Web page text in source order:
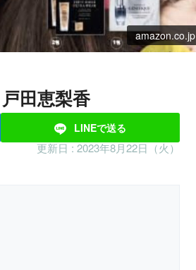
amazon.co.jp
戸田恵梨香
LINEで送る
更新日 : 2023年8月22日（火）